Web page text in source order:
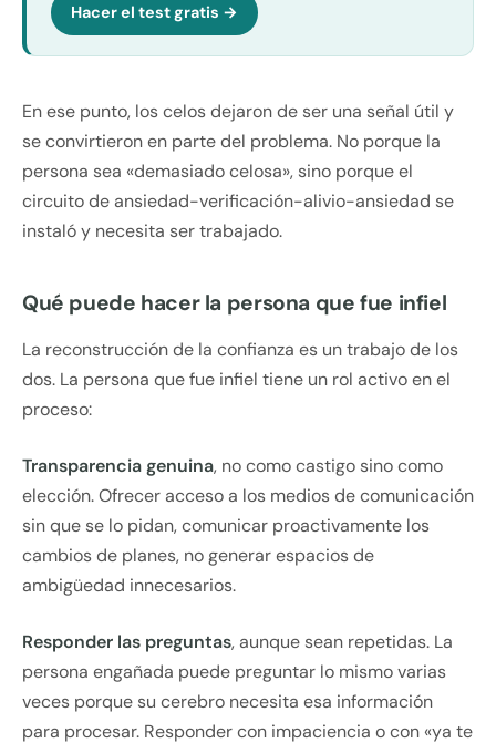
Hacer el test gratis →
En ese punto, los celos dejaron de ser una señal útil y
se convirtieron en parte del problema. No porque la
persona sea «demasiado celosa», sino porque el
circuito de ansiedad-verificación-alivio-ansiedad se
instaló y necesita ser trabajado.
Qué puede hacer la persona que fue infiel
La reconstrucción de la confianza es un trabajo de los
dos. La persona que fue infiel tiene un rol activo en el
proceso:
Transparencia genuina, no como castigo sino como
elección. Ofrecer acceso a los medios de comunicación
sin que se lo pidan, comunicar proactivamente los
cambios de planes, no generar espacios de
ambigüedad innecesarios.
Responder las preguntas, aunque sean repetidas. La
persona engañada puede preguntar lo mismo varias
veces porque su cerebro necesita esa información
para procesar. Responder con impaciencia o con «ya te